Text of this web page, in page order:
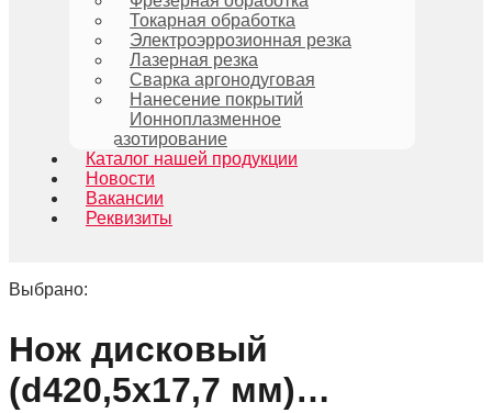
Токарная обработка
Электроэррозионная резка
Лазерная резка
Сварка аргонодуговая
Нанесение покрытий
Ионноплазменное
азотирование
Каталог нашей продукции
Новости
Вакансии
Реквизиты
Выбрано:
Нож дисковый
(d420,5x17,7 мм)…